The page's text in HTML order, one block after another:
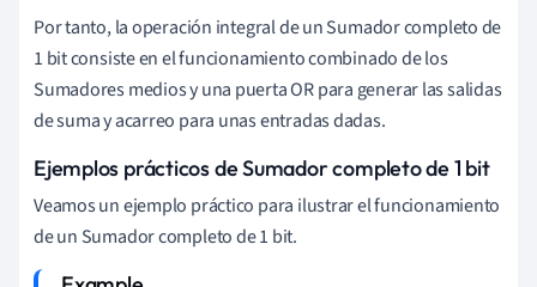
Por tanto, la operación integral de un Sumador completo de
1 bit consiste en el funcionamiento combinado de los
Sumadores medios y una puerta OR para generar las salidas
de suma y acarreo para unas entradas dadas.
Ejemplos prácticos de Sumador completo de 1 bit
Veamos un ejemplo práctico para ilustrar el funcionamiento
de un Sumador completo de 1 bit.